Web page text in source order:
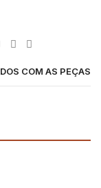
COM AS PEÇAS